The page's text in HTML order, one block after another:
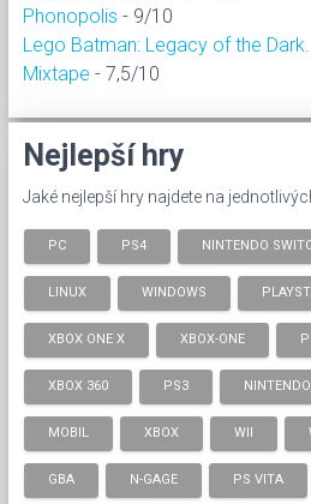
Phonopolis - 9/10
Lego Batman: Legacy of the Dark...
Mixtape - 7,5/10
Nejlepší hry
Jaké nejlepší hry najdete na
PC PS4 NINTENDO
LINUX WINDOWS
XBOX ONE X XBOX-ONE
XBOX 360 PS3
MOBIL XBOX WII
GBA N-GAGE PS VITA